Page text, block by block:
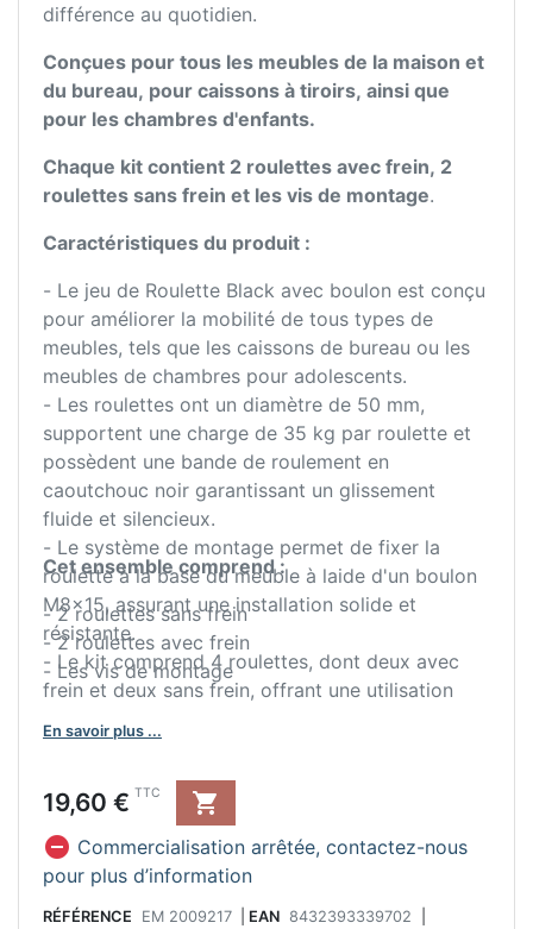
différence au quotidien.
Conçues pour tous les meubles de la maison et
du bureau, pour caissons à tiroirs, ainsi que
pour les chambres d'enfants.
Chaque kit contient 2 roulettes avec frein, 2
roulettes sans frein et les vis de montage.
Caractéristiques du produit :
- Le jeu de Roulette Black avec boulon est conçu
pour améliorer la mobilité de tous types de
meubles, tels que les caissons de bureau ou les
meubles de chambres pour adolescents.
- Les roulettes ont un diamètre de 50 mm,
supportent une charge de 35 kg par roulette et
possèdent une bande de roulement en
caoutchouc noir garantissant un glissement
fluide et silencieux.
- Le système de montage permet de fixer la
roulette à la base du meuble à laide d'un boulon
M8x15, assurant une installation solide et
résistante.
- Le kit comprend 4 roulettes, dont deux avec
frein et deux sans frein, offrant une utilisation
plus polyvalente.
- Fabriqué en acier et plastique noir.
Cet ensemble comprend :
- 2 roulettes sans frein
- 2 roulettes avec frein
- Les vis de montage
En savoir plus ...
Prix
19,60 € TTC

 Commercialisation arrêtée, contactez-nous
pour plus d’information
RÉFÉRENCE EM 2009217 EAN 8432393339702